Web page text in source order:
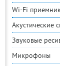
Wi-Fi
Акустические
Звуковые
Микрофоны